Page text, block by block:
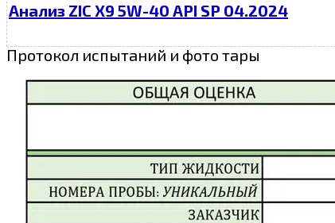
Анализ ZIC X9 5W-40 API SP 04.2024
Протокол испытаний и фото тары